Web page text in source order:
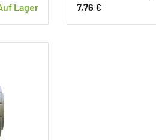
Lager 7,76 €